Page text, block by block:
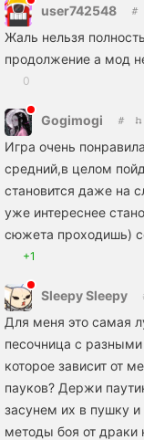
user742548
Жаль нельзя
продолжение а мод
0
Gogimogi
Игра очень
средний,в целом
становится даже на
уже интереснее
сюжета проходишь)
+1
Sleepy Sleepy
Для меня это самая
песочница с
которое зависит от
пауков? Держи
засунем их в пушку
методы боя от драки